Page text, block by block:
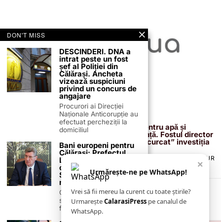
13 februarie 2026
Proiectul de 400 de milioane de euro pentru apă și
canalizare, confirmat definitiv de instanță. Fostul director
reacționează după acuzațiile că ar fi „încurcat” investiția
TERMENI ȘI CONDIȚII
POLITICA DE ANULARE & RETUR
PUBLICITATE ONLINE & TIPĂRITĂ
CONTACT
ZIARUL ANUNȚUL CĂLĂRĂȘEAN
×
Urmărește-ne pe WhatsApp!
Vrei să fii mereu la curent cu toate știrile?
UrmareșteCalarasiPress pe canalul de
WhatsApp.
DON'T MISS
DESCINDERI. DNA a
intrat peste un fost
șef al Poliției din
Călărași. Ancheta
vizează suspiciuni
privind un concurs de
angajare
Procurori ai Direcției
Naționale Anticorupție au
efectuat percheziții la
domiciliul
Bani europeni pentru
Călărași: Prefectul
Laurențiu State anunță
colaborarea cu ADR
Sud-Muntenia pentru
noi finanțări
Călărașul se pregătește
să intre pe harta
finanțărilor europene, cu